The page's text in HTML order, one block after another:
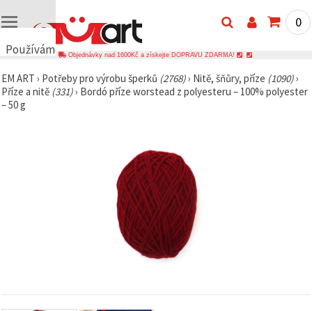
Používáme
🍪
Používáme
cookies a
zobrazovali
0
Objednávky nad 1600Kč a získejte DOPRAVU ZDARMA!
EM ART › Potřeby pro výrobu šperků (2768)› Nitě, šňůry, příze (1090)›
Příze a nitě (331)› Bordó příze worstead z polyesteru – 100% polyester
– 50 g